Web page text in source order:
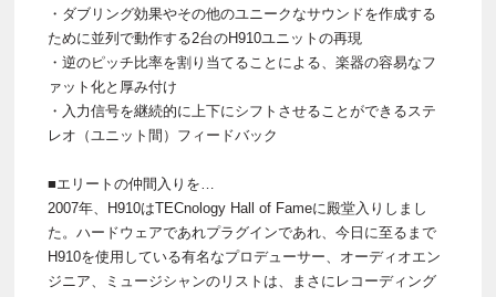
・ダブリング効果やその他のユニークなサウンドを作成する
ために並列で動作する2台のH910ユニットの再現
・逆のピッチ比率を割り当てることによる、楽器の容易なフ
ァット化と厚み付け
・入力信号を継続的に上下にシフトさせることができるステ
レオ（ユニット間）フィードバック
■エリートの仲間入りを…
2007年、H910はTECnology Hall of Fameに殿堂入りしまし
た。ハードウェアであれプラグインであれ、今日に至るまで
H910を使用している有名なプロデューサー、オーディオエン
ジニア、ミュージシャンのリストは、まさにレコーディング